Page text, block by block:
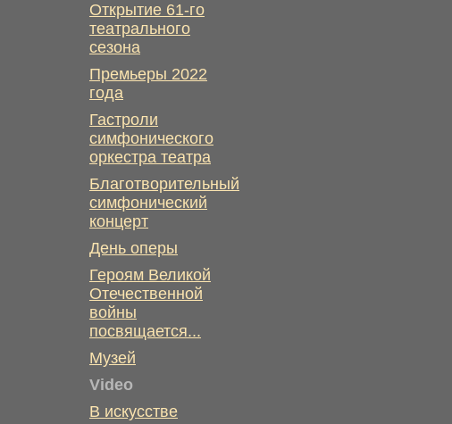
Открытие 61-го
театрального
сезона
Премьеры 2022
года
Гастроли
симфонического
оркестра театра
Благотворительный
симфонический
концерт
День оперы
Героям Великой
Отечественной
войны
посвящается...
Музей
Video
В искусстве